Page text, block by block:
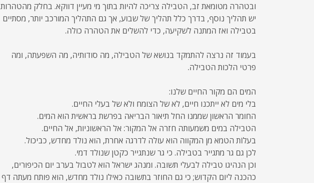
ובטהרה מטומאת זב, הטבילה צריכה להיות בתוך מי מעיין דווקא. בחלק מהטהרות
יש תהליך נוסף, בדרך כלל תהליך של שבוע, אך גם התהליך המורכב יותר, מסתיים
בטבילה ואז המתנה לשקיעה, כדי להשלים את הטהרה כולה.
בעמוד זה נרצה להתמקד בנושא של הטבילה, מה סודותיה, מה השפעתה, ומה
פרטי הלכות הטבילה.
המים הם מקור החיים שלנו:
בלי מים לא ייתכנו חיים, לא של הצומח ולא של בעלי החיים.
החומר הראשון שממנו החל תיאור הבריאה בפרשת בראשית הוא המים.
הטבילה במים משמעותה חזרה אל המקור: אל הראשוניות, אל החיים.
בעלוֹת הטמא מן המקווה הוא עולה לדרגה אחרת, הוא נולד מחדש, כביכול.
לכן גם גר מתגייר בטבילה. כי גר שנתגייר כקטן שנולד דמי.
וכן הנהיגו טבילה לבעלי תשובה. ומנהג ישראל הוא לטבול בערב יום הכיפורים,
כהכנה ליום הקדוש; כי גם החוזר בתשובה כאילו נולד מחדש, הוא פותח מעתה דף